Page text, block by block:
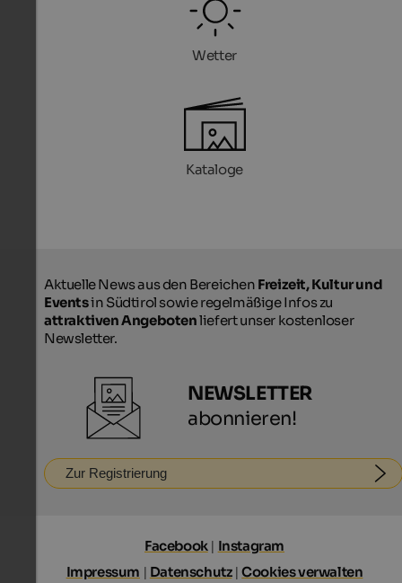
Wetter
Kataloge
Aktuelle News aus den Bereichen Freizeit, Kultur und
Eventsin Südtirol sowie regelmäßige Infos zu
attraktiven Angebotenliefert unser kostenloser
Newsletter.
NEWSLETTER
abonnieren!
Zur Registrierung
Facebook| Instagram
Impressum | Datenschutz|Cookies verwalten